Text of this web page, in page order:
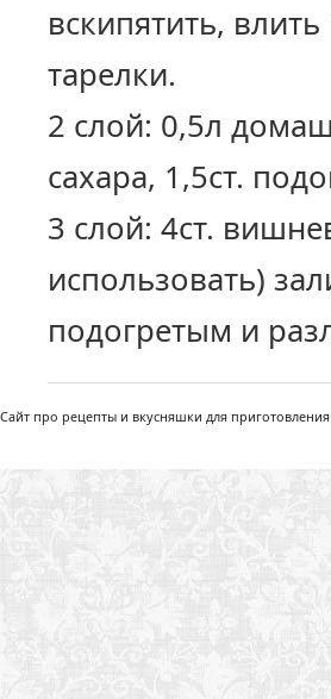
вскипятить,
тарелки.
2 слой: 0,5л
сахара, 1,5ст.
3 слой: 4ст.
использовать)
подогретым и
Сайт про рецепты и вкусняшки для